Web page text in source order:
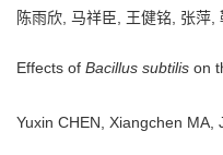
陈雨欣, 马祥臣, 王健铭, 张萍,
Effects of Bacillus subtilis on
Yuxin CHEN, Xiangchen MA,